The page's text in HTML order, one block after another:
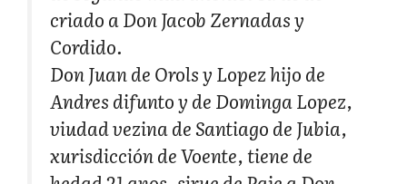
criado a Don Jacob Zernadas y
Cordido.
Don Juan de Orols y Lopez hijo de
Andres difunto y de Dominga Lopez,
viudad vezina de Santiago de Jubia,
xurisdicción de Voente, tiene de